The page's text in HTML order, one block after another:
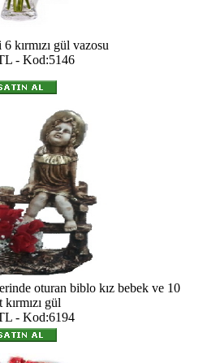
kırmızı gül vazosu
- Kod:5146
oturan biblo kız bebek ve 10
kırmızı gül
- Kod:6194